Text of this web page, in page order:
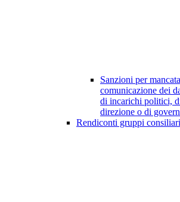
Sanzioni per
comunicazione dei
di incarichi politici,
direzione o di
Rendiconti gruppi